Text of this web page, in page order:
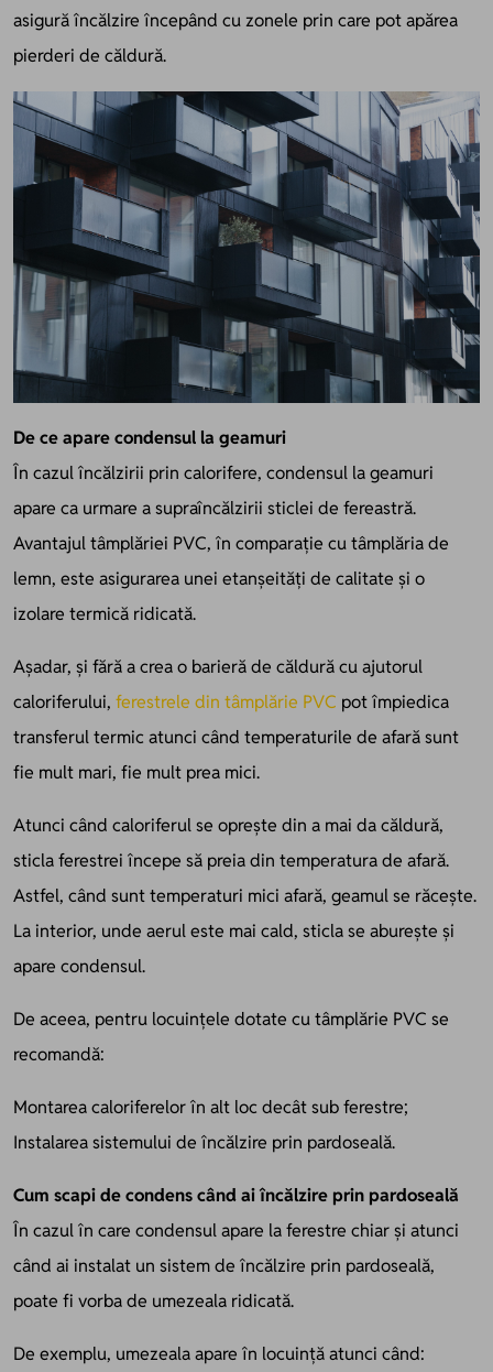
asigură încălzire începând cu zonele prin care pot apărea
pierderi de căldură.
De ce apare condensul la geamuri
În cazul încălzirii prin calorifere, condensul la geamuri
apare ca urmare a supraîncălzirii sticlei de fereastră.
Avantajul tâmplăriei PVC, în comparație cu tâmplăria de
lemn, este asigurarea unei etanșeități de calitate și o
izolare termică ridicată.
Așadar, și fără a crea o barieră de căldură cu ajutorul
caloriferului, ferestrele din tâmplărie PVC pot împiedica
transferul termic atunci când temperaturile de afară sunt
fie mult mari, fie mult prea mici.
Atunci când caloriferul se oprește din a mai da căldură,
sticla ferestrei începe să preia din temperatura de afară.
Astfel, când sunt temperaturi mici afară, geamul se răcește.
La interior, unde aerul este mai cald, sticla se aburește și
apare condensul.
De aceea, pentru locuințele dotate cu tâmplărie PVC se
recomandă:
Montarea caloriferelor în alt loc decât sub ferestre;
Instalarea sistemului de încălzire prin pardoseală.
Cum scapi de condens când ai încălzire prin pardoseală
În cazul în care condensul apare la ferestre chiar și atunci
când ai instalat un sistem de încălzire prin pardoseală,
poate fi vorba de umezeala ridicată.
De exemplu, umezeala apare în locuință atunci când: